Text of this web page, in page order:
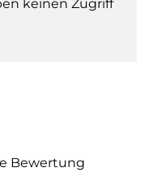
keinen Zugriff
Bewertung